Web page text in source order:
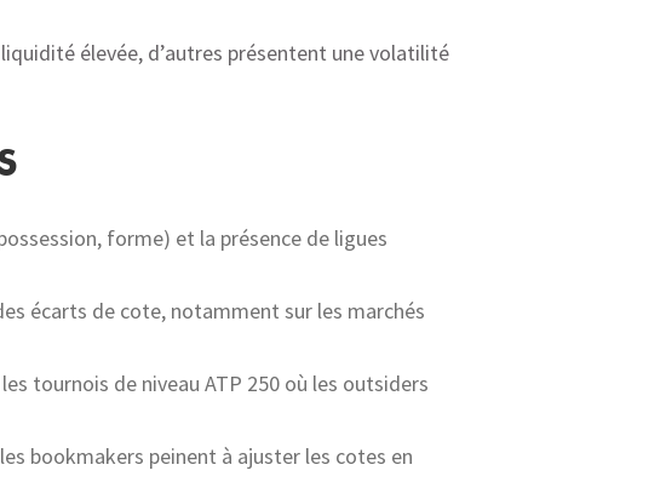
élevée, d’autres présentent une volatilité
forme) et la présence de ligues
écarts de cote, notamment sur les marchés
tournois de niveau ATP 250 où les outsiders
bookmakers peinent à ajuster les cotes en